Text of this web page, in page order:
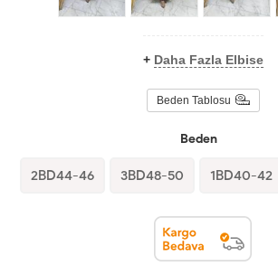
+ Daha Fazla Elbise
Beden Tablosu
Beden
2BD44-46 3BD48-50 1BD40-42